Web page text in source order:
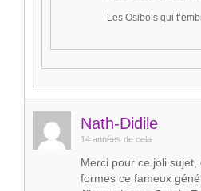
Les Osibo’s qui
Nath-Didile
14 années de cela
Merci pour ce joli
formes ce fameux